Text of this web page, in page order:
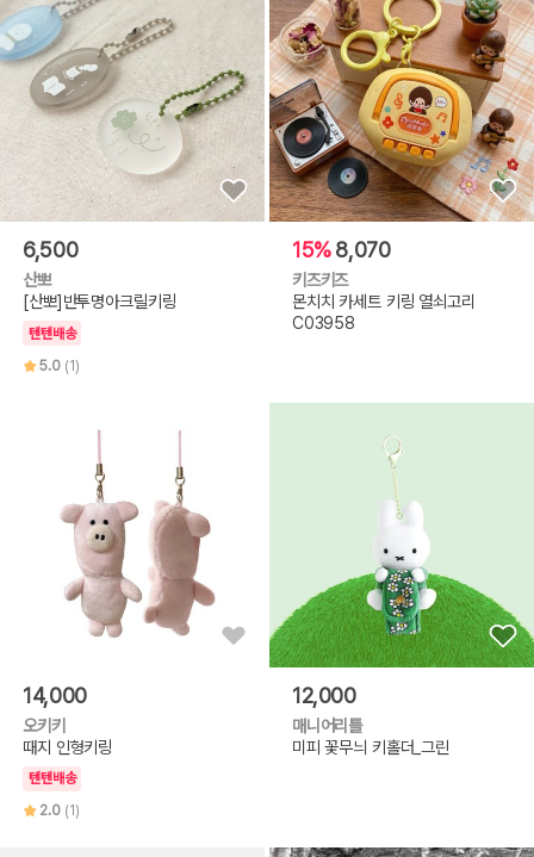
6,500
산뽀
[산뽀]반투명아크릴키링
텐텐배송
5.0 (1)
15%8,070
키즈키즈
몬치치 카세트 키링 열쇠고리
C03958
14,000
오키키
때지 인형키링
텐텐배송
2.0 (1)
12,000
매니어리틀
미피 꽃무늬 키홀더_그린